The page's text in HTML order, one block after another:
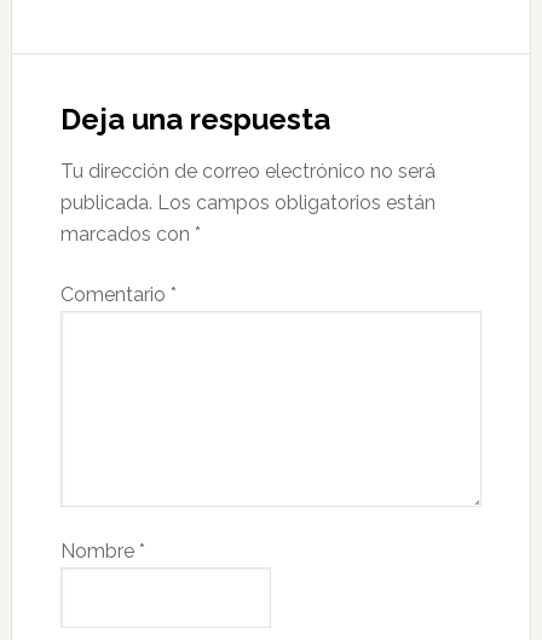
Deja una respuesta
Tu dirección de correo electrónico no será
publicada. Los campos obligatorios están
marcados con *
Comentario *
Nombre *